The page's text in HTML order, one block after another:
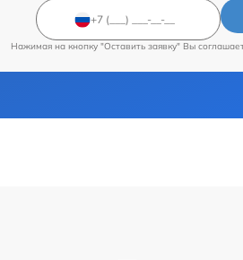
Нажимая на кнопку "Оставить заявку" Вы